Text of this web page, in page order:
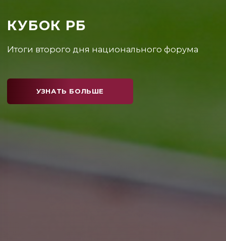
КУБОК РБ
Каким получился первый день соревнований?
УЗНАТЬ БОЛЬШЕ